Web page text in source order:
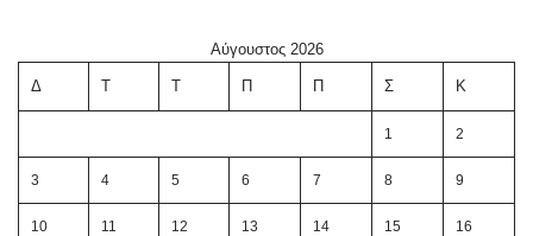
Αύγουστος 2026
Δ Τ Τ Π Π Σ Κ
1 2
3 4 5 6 7 8 9
10 11 12 13 14 15 16